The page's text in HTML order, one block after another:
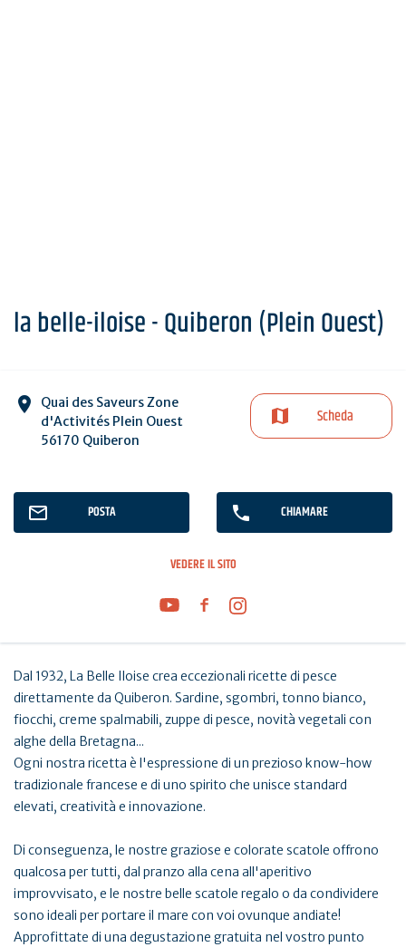
la belle-iloise - Quiberon (Plein Ouest)
Quai des Saveurs Zone
d'Activités Plein Ouest
56170 Quiberon
Scheda
POSTA CHIAMARE
VEDERE IL SITO
Dal 1932, La Belle Iloise crea eccezionali ricette di pesce
direttamente da Quiberon. Sardine, sgombri, tonno bianco,
fiocchi, creme spalmabili, zuppe di pesce, novità vegetali con
alghe della Bretagna...
Ogni nostra ricetta è l'espressione di un prezioso know-how
tradizionale francese e di uno spirito che unisce standard
elevati, creatività e innovazione.
Di conseguenza, le nostre graziose e colorate scatole offrono
qualcosa per tutti, dal pranzo alla cena all'aperitivo
improvvisato, e le nostre belle scatole regalo o da condividere
sono ideali per portare il mare con voi ovunque andiate!
Approfittate di una degustazione gratuita nel vostro punto